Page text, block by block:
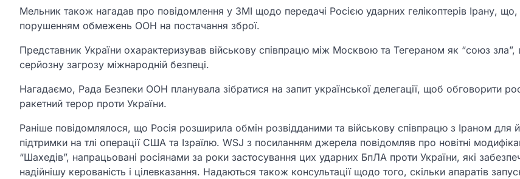
Мельник також нагадав про повідомлення у ЗМІ щодо передачі Росією ударних гелікоптерів Ірану,
порушенням обмежень ООН на постачання зброї.
Представник України охарактеризував військову співпрацю між Москвою та Тегераном як “союз зла”,
серйозну загрозу міжнародній безпеці.
Нагадаємо, Рада Безпеки ООН планувала зібратися на запит української делегації, щоб обговорити
ракетний терор проти України.
Раніше повідомлялося, що Росія розширила обмін розвідданими та військову співпрацю з Іраном для
підтримки на тлі операції США та Ізраїлю. WSJ з посиланням джерела повідомляв про новітні
“Шахедів”, напрацьовані росіянами за роки застосування цих ударних БпЛА проти України, які
надійнішу керованість і цілевказання. Надаються також консультації щодо того, скільки апаратів